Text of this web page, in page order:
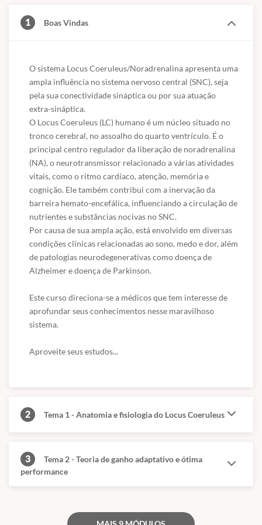
1 Boas Vindas
O sistema Locus Coeruleus/Noradrenalina apresenta uma
ampla influência no sistema nervoso central (SNC), seja
pela sua conectividade sináptica ou por sua atuação
extra-sináptica.
O Locus Coeruleus (LC) humano é um núcleo situado no
tronco cerebral, no assoalho do quarto ventrículo. É o
principal centro regulador da liberação de noradrenalina
(NA), o neurotransmissor relacionado a várias atividades
vitais, como o ritmo cardíaco, atenção, memória e
cognição. Ele também contribui com a inervação da
barreira hemato-encefálica, influenciando a circulação de
nutrientes e substâncias nocivas no SNC.
Por causa de sua ampla ação, está envolvido em diversas
condições clínicas relacionadas ao sono, medo e dor, além
de patologias neurodegenerativas como doença de
Alzheimer e doença de Parkinson.
Este curso direciona-se a médicos que tem interesse de
aprofundar seus conhecimentos nesse maravilhoso
sistema.
Aproveite seus estudos...
2 Tema 1 - Anatomia e fisiologia do Locus Coeruleus
3
Tema 2 - Teoria de ganho adaptativo e ótima
performance